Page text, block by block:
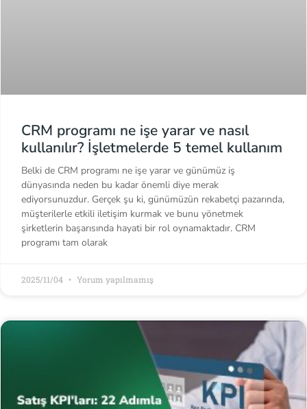
CRM programı ne işe yarar ve nasıl
kullanılır? İşletmelerde 5 temel kullanım
Belki de CRM programı ne işe yarar ve günümüz iş
dünyasında neden bu kadar önemli diye merak
ediyorsunuzdur. Gerçek şu ki, günümüzün rekabetçi pazarında,
müşterilerle etkili iletişim kurmak ve bunu yönetmek
şirketlerin başarısında hayati bir rol oynamaktadır. CRM
programı tam olarak
2025/11/04 Yorum yapılmamış